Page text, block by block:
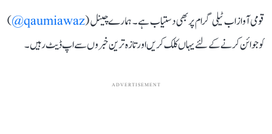
قومی آواز اب ٹیلی گرام پر بھی دستیاب ہے۔ ہمارے چینل (qaumiawaz@
)
کو جوائن کرنے کے لئے یہاں کلک کریں اور تازہ ترین خبروں سے اپ ڈیٹ رہیں۔
ADVERTISEMENT